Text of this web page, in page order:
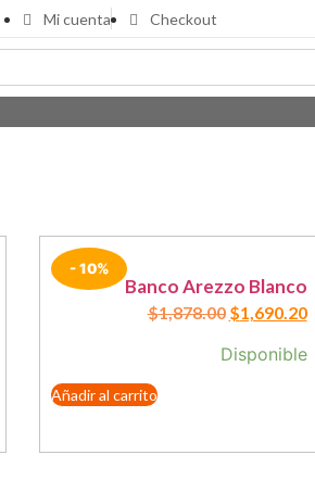
Mi cuenta Checkout
- 10%
Banco Arezzo Blanco
$1,878.00 $1,690.20
Disponible
Añadir al carrito